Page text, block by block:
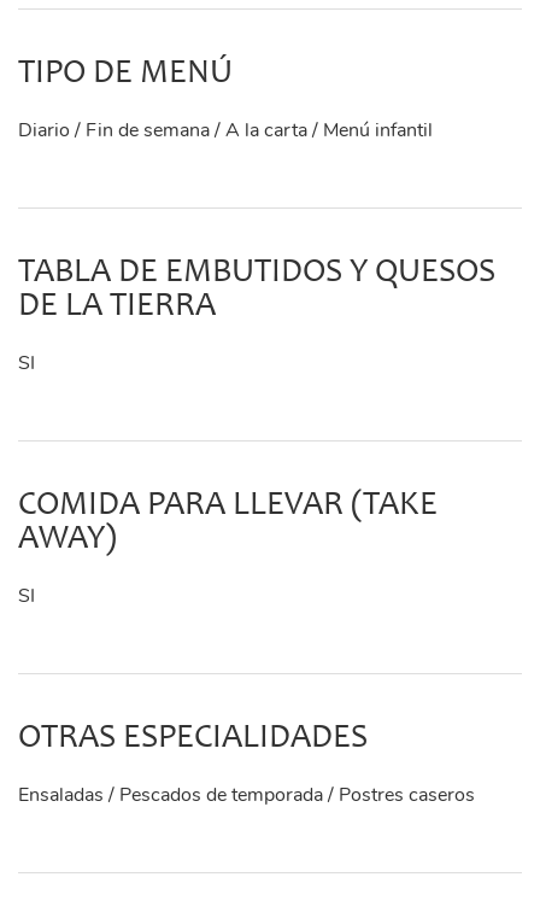
TIPO DE MENÚ
Diario / Fin de semana / A la carta / Menú infantil
TABLA DE EMBUTIDOS Y QUESOS
DE LA TIERRA
SI
COMIDA PARA LLEVAR (TAKE
AWAY)
SI
OTRAS ESPECIALIDADES
Ensaladas / Pescados de temporada / Postres caseros